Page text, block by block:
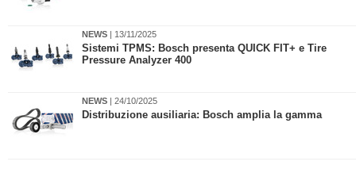
NEWS | 13/11/2025
​Sistemi TPMS: Bosch presenta QUICK FIT+ e Tire
Pressure Analyzer 400
NEWS | 24/10/2025
Distribuzione ausiliaria: Bosch amplia la gamma